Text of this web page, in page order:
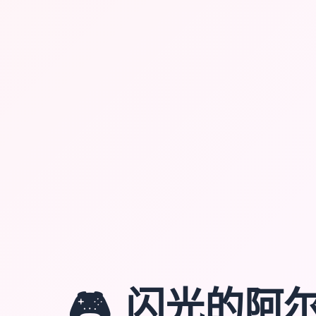
🎮